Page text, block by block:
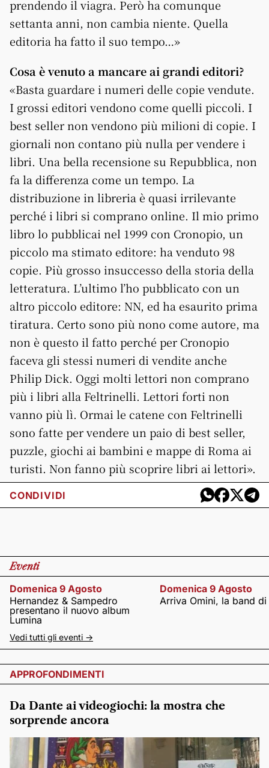
prendendo il viagra. Però ha comunque
settanta anni, non cambia niente. Quella
editoria ha fatto il suo tempo…»
Cosa è venuto a mancare ai grandi editori?
«Basta guardare i numeri delle copie vendute.
I grossi editori vendono come quelli piccoli. I
best seller non vendono più milioni di copie. I
giornali non contano più nulla per vendere i
libri. Una bella recensione su Repubblica, non
fa la differenza come un tempo. La
distribuzione in libreria è quasi irrilevante
perché i libri si comprano online. Il mio primo
libro lo pubblicai nel 1999 con Cronopio, un
piccolo ma stimato editore: ha venduto 98
copie. Più grosso insuccesso della storia della
letteratura. L’ultimo l’ho pubblicato con un
altro piccolo editore: NN, ed ha esaurito prima
tiratura. Certo sono più nono come autore, ma
non è questo il fatto perché per Cronopio
faceva gli stessi numeri di vendite anche
Philip Dick. Oggi molti lettori non comprano
più i libri alla Feltrinelli. Lettori forti non
vanno più lì. Ormai le catene con Feltrinelli
sono fatte per vendere un paio di best seller,
puzzle, giochi ai bambini e mappe di Roma ai
turisti. Non fanno più scoprire libri ai lettori».
CONDIVIDI
Eventi
Domenica 9 Agosto
Hernandez & Sampedro
presentano il nuovo album
Lumina
Domenica 9 Agosto
Arriva Omini, la band
Vedi tutti gli eventi ->
APPROFONDIMENTI
Da Dante ai videogiochi: la mostra che
sorprende ancora